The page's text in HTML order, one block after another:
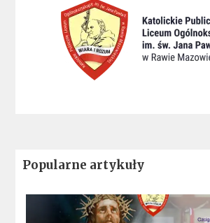
Popularne artykuły